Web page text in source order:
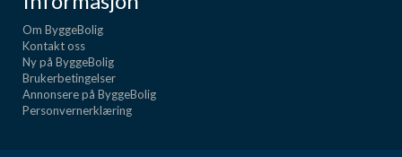
Om ByggeBolig
Kontakt oss
Ny på ByggeBolig
Brukerbetingelser
Annonsere på ByggeBolig
Personvernerklæring